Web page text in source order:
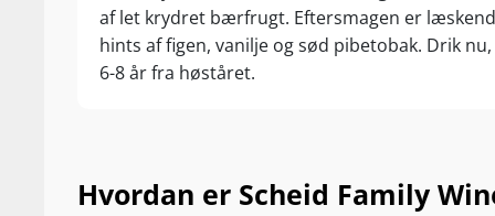
Bien Nacido
I dag plejer
I den
af let krydret bærfrugt. Eftersmagen er
hints af figen, vanilje og sød pibetobak. Drik
6-8 år fra høståret.
Hvordan er Scheid Family